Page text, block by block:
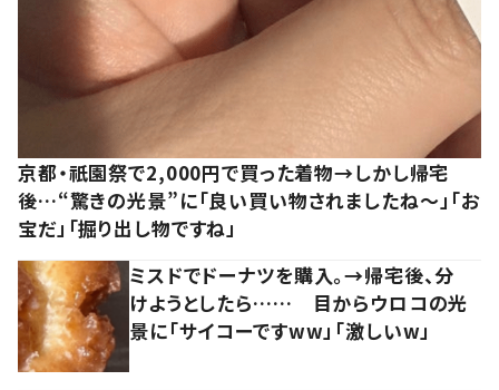
京都・祇園祭で2,000円で買った着物→しかし帰宅
後…“驚きの光景”に「良い買い物されましたね～」「お
宝だ」「掘り出し物ですね」
ミスドでドーナツを購入。→帰宅後、分
けようとしたら…… 目からウロコの光
景に「サイコーですww」「激しいw」